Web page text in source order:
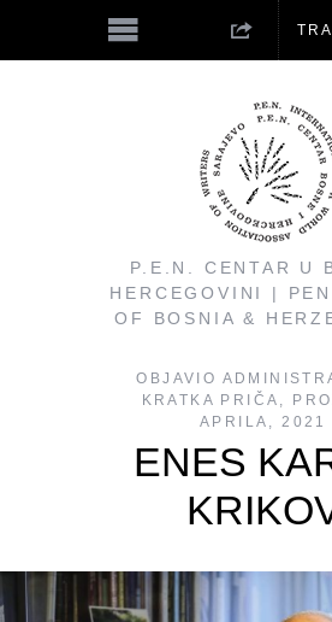
P.E.N. CENTAR U
HERCEGOVINI |
OF BOSNIA &
OBJAVIO
KRATKA PRIČA ,
APRILA, 2021
ENES